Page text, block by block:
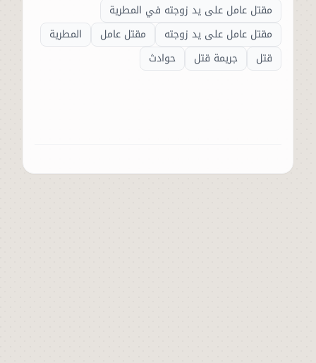
مقتل عامل على يد زوجته في المطرية
مقتل عامل على يد زوجته
مقتل عامل
المطرية
قتل
جريمة قتل حوادث